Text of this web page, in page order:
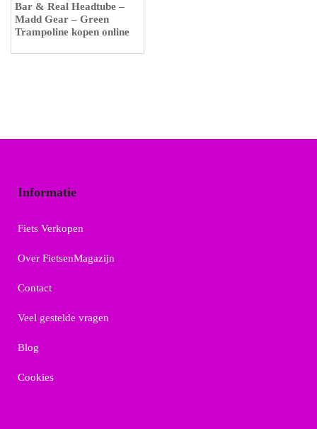
Bar & Real Headtube –
Madd Gear – Green
Trampoline kopen online
Informatie
Fiets Verkopen
Over FietsenMagazijn
Contact
Veel gestelde vragen
Blog
Cookies